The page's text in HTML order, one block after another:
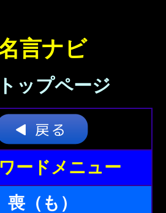
言ナビ
ップページ
ードメニュー
喪（も）